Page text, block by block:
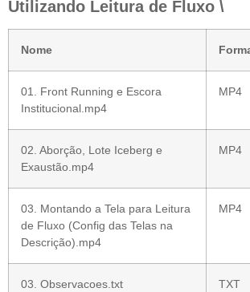
Utilizando Leitura de Fluxo \
Nome
01. Front Running e Escora
Institucional.mp4
MP4
02. Aborção, Lote Iceberg e
Exaustão.mp4
MP4
03. Montando a Tela para Leitura
de Fluxo (Config das Telas na
Descrição).mp4
MP4
03. Observacoes.txt TXT